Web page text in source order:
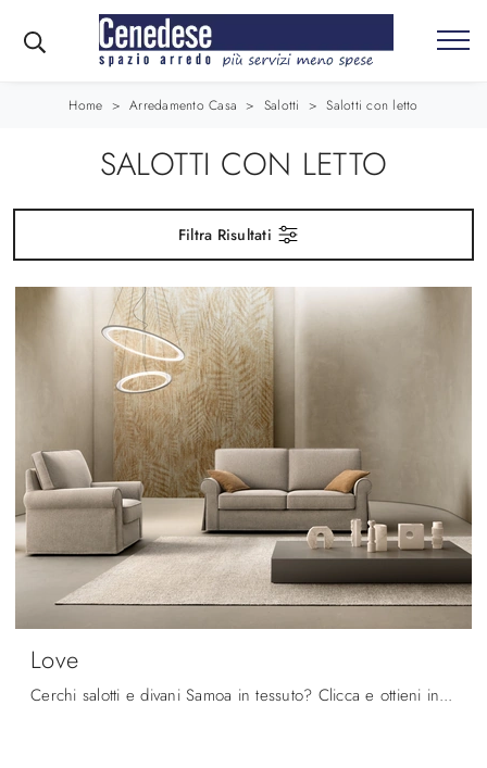
Home > Arredamento Casa > Salotti > Salotti con letto
SALOTTI CON LETTO
Filtra Risultati
Love
Cerchi salotti e divani Samoa in tessuto? Clicca e ottieni informazioni sul modello Love per spazi classici.